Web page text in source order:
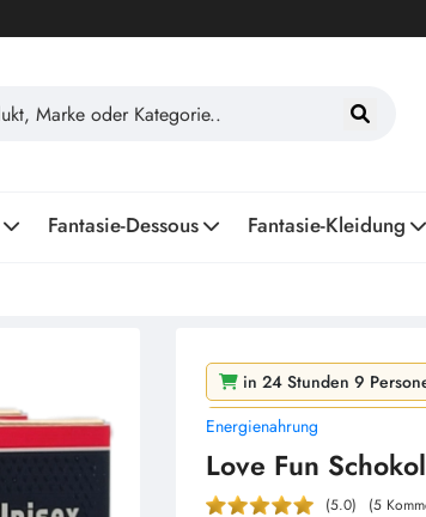
Fantasie-Dessous Fantasie-Kleidung
in 24 Stunden 9
in 2 Tagen 95 Personen
Energienahrung
Love Fun
(5.0)
(5